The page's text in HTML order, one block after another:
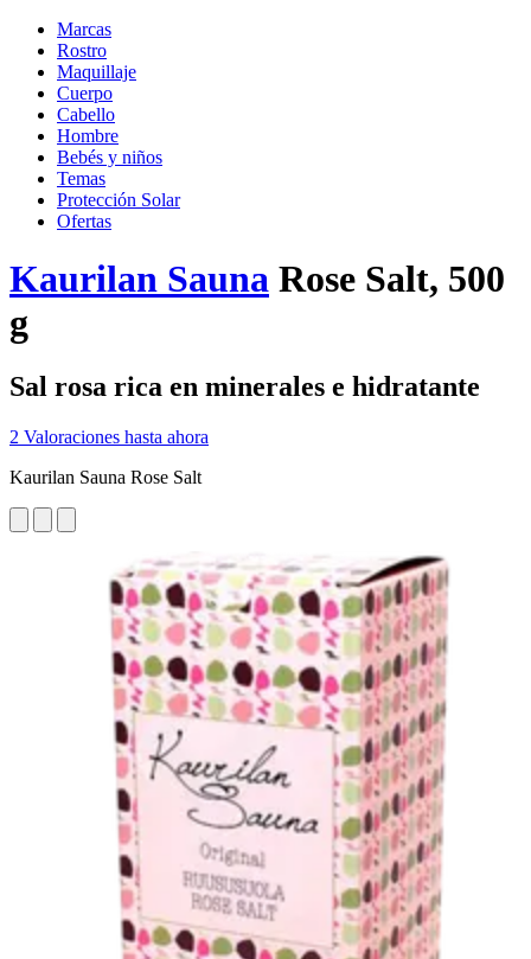
Marcas
Rostro
Maquillaje
Cuerpo
Cabello
Hombre
Bebés y niños
Temas
Protección Solar
Ofertas
Kaurilan Sauna Rose Salt, 500
g
Sal rosa rica en minerales e hidratante
2 Valoraciones hasta ahora
Kaurilan Sauna Rose Salt